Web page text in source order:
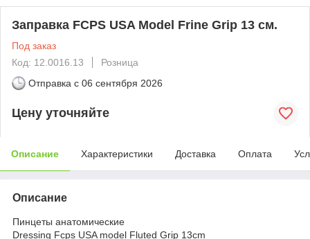
Заправка FCPS USA Model Frine Grip 13 см.
Под заказ
Код: 12.0016.13
Розница
Отправка с 06 сентября 2026
Цену уточняйте
Описание Характеристики Доставка Оплата
Описание
Пинцеты анатомические
Dressing Fcps USA model Fluted Grip 13cm